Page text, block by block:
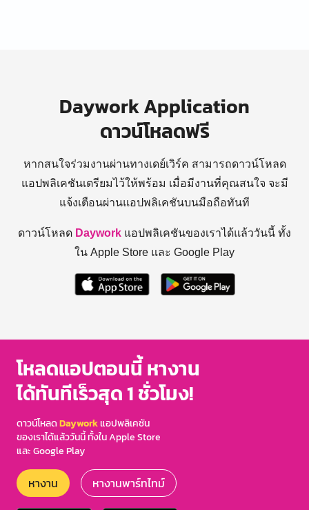
Daywork Application
ดาวน์โหลดฟรี
หากสนใจร่วมงานผ่านทางเดย์เวิร์ค สามารถดาวน์โหลด
แอปพลิเคชันเตรียมไว้ให้พร้อม เมื่อมีงานที่คุณสนใจ จะมี
แจ้งเตือนผ่านแอปพลิเคชันบนมือถือทันที
ดาวน์โหลด Daywork แอปพลิเคชันของเราได้แล้ววันนี้ ทั้ง
ใน Apple Store และ Google Play
โหลดแอปตอนนี้ หางาน
ได้ทันทีเร็วสุด 1 ชั่วโมง!
ดาวน์โหลดDayworkแอปพลิเคชัน
ของเราได้แล้ววันนี้ ทั้งใน Apple Store
และ Google Play
หางาน หางานพาร์ทไทม์